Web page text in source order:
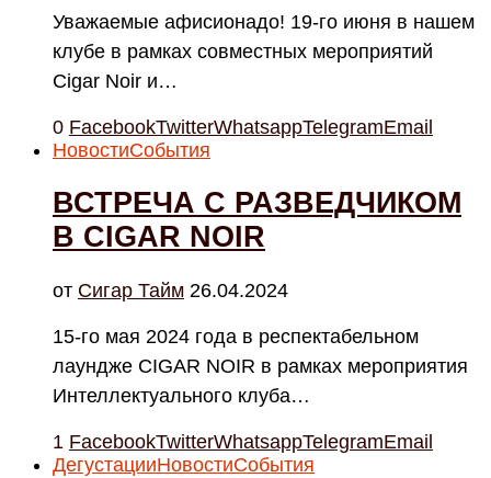
Уважаемые афисионадо! 19-го июня в нашем
клубе в рамках совместных мероприятий
Cigar Noir и…
0 FacebookTwitterWhatsappTelegramEmail
НовостиСобытия
ВСТРЕЧА С РАЗВЕДЧИКОМ
В CIGAR NOIR
от Cигар Тайм 26.04.2024
15-го мая 2024 года в респектабельном
лаундже CIGAR NOIR в рамках мероприятия
Интеллектуального клуба…
1 FacebookTwitterWhatsappTelegramEmail
ДегустацииНовостиСобытия